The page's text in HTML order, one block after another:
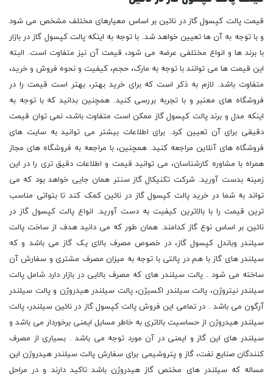
قیمت پالت کپسول گاز در نائین بر اساس معیارهای مختلف مشخص می شود
و با توجه به آن ها تعیین خواهد شد. با توجه به اینکه پالت کپسول گاز در بازار
با برند ها و انواع مختلفی عرضه می شود، قیمت آن نیز متفاوت است. البته
این قیمت ها می توانند با توجه به مارک، حجم، کیفیت و نحوه فروش و خرید،
متفاوت باشد. لازم به ذکر است که برای خرید بهتر، بهتر است قیمت را در
فروشگاه های معتبر و با تجربه بررسی کنید. همچنین بدانید که با توجه به
اینکه مدل و برند پالت کپسول گاز ممکن است متفاوت باشد، نمی توان قیمت
دقیقی برای آن تعیین کرد. برای اطلاعات بیشتر می توانید به سایت های
فروشگاه های آنلاین مراجعه کنید. همچنین، با مراجعه به فروشگاه های مجاز
همراه با مشاوره کارشناسان، می توانید قیمت و اطلاعات دقیق تری را در این
زمینه بدست آورید. شرکت تکنیکال گاز سنتر همان جایی خواهد بود که می
تواند به شما در خرید پالت کپسول گاز در نائین کمک کند تا بتواتی مناسب
ترین قیمت را با بالاترین کیفیت به دست آورید. انواع پالت کپسول گاز در
نائین بر اساس نوع گاز کدامند. همان طور که می دانید هدف از ساخت پالت
سیلندر وباندل کپسول گاز، در خصوص مصرف بالای یک گاز می باشد و که
سیلندر های گاز با هم در پالتی با توجه به میزان مصرف مشتری و سفارش آن
ساخته می شود . پالت سیلندر های که مصرف بالایی در بازار دارد شامل پالت
سیلندر نیتروژن، پالت سیلندر اکسیژن، پالت سیلندر هیدروژن و پالت سیلندر
آرگون می باشد . در تمامی این فروش پالت کپسول گاز در نائین سیلندر، پالت
سیلندر هیدروژن از حساسیت بالاتری به خاطر مسایل ایمنی برخوردار می باشد و
سیلندر های این گاز و ایمنی در آن مورد توجه می باشد . بسیاری از مصرف
کنندگان صنایع نفت، گاز و پتروشیمی برای سفارش پالت سیلندر هیدروژن این
مساله که سیلندر های مختص گاز هیدروژن باشد تاکید دارند و در مراحل